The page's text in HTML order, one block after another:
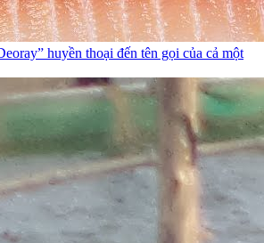
huyền thoại đến tên gọi của cả một